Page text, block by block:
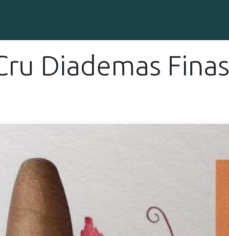
Diademas Finas